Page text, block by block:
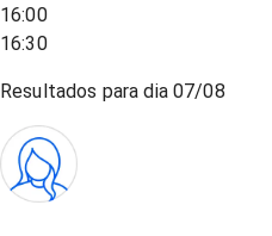
16:00
16:30
Resultados para dia07/08